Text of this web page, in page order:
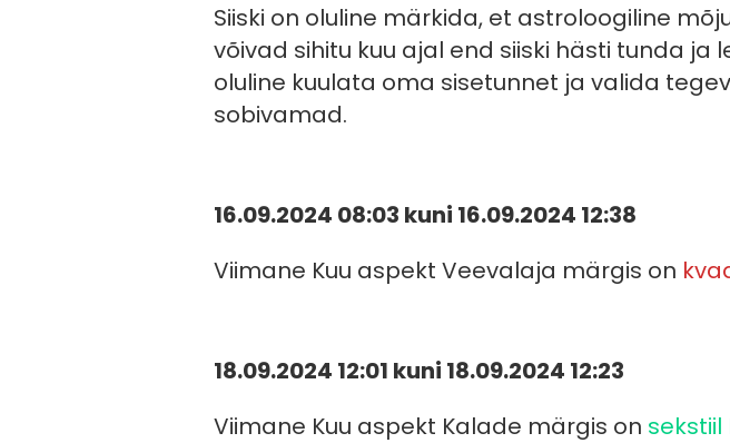
Siiski on oluline märkida, et astroloogiline
võivad sihitu kuu ajal end siiski hästi tunda
oluline kuulata oma sisetunnet ja valida
sobivamad.
16.09.2024 08:03 kuni 16.09.2024 12:38
Viimane Kuu aspekt Veevalaja märgis on
18.09.2024 12:01 kuni 18.09.2024 12:23
Viimane Kuu aspekt Kalade märgis on sekstiil